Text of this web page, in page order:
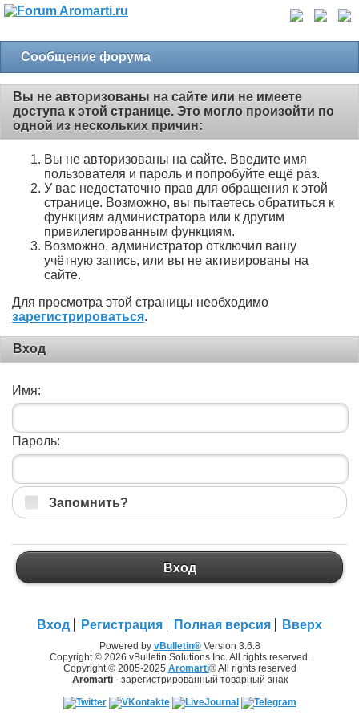
Сообщение форума
Вы не авторизованы на сайте или не имеете
доступа к этой странице. Это могло произойти по
одной из нескольких причин:
Вы не авторизованы на сайте. Введите имя
пользователя и пароль и попробуйте ещё раз.
У вас недостаточно прав для обращения к этой
странице. Возможно, вы пытаетесь обратиться к
функциям администратора или к другим
привилегированным функциям.
Возможно, администратор отключил вашу
учётную запись, или вы не активированы на
сайте.
Для просмотра этой страницы необходимо
зарегистрироваться.
Вход
Имя:
Пароль:
Запомнить?
Вход
Вход Регистрация Полная версия Вверх
Powered by vBulletin®Version 3.6.8
Copyright © 2026 vBulletin Solutions Inc. All rights reserved.
Copyright © 2005-2025 Aromarti® All rights reserved
Aromarti- зарегистрированный товарный знак